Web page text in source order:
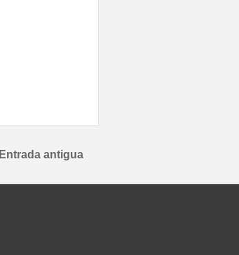
Entrada antigua